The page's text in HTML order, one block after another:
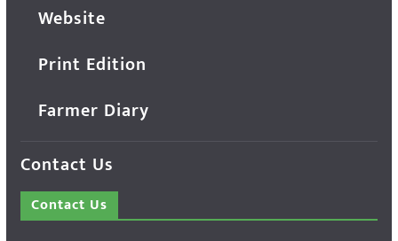
Website
Print Edition
Farmer Diary
Contact Us
Contact Us